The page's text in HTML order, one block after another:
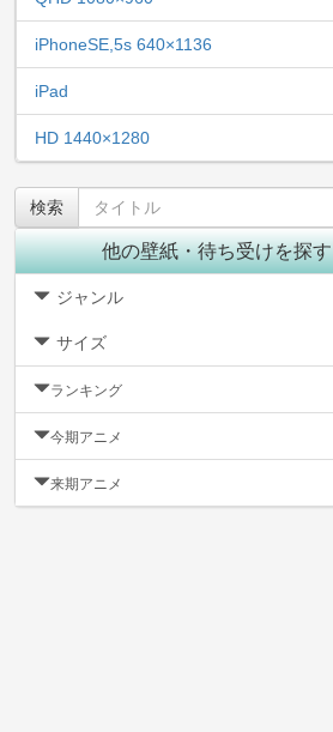
iPhoneSE,5s 640×1136
iPad
HD 1440×1280
他の壁紙・待ち受けを探す
ジャンル
サイズ
ランキング
今期アニメ
来期アニメ